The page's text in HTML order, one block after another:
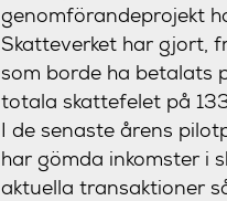
genomförandeprojekt
Skatteverket har gjort,
som borde ha betalats
totala skattefelet på
I de senaste årens
har gömda inkomster i
aktuella transaktioner